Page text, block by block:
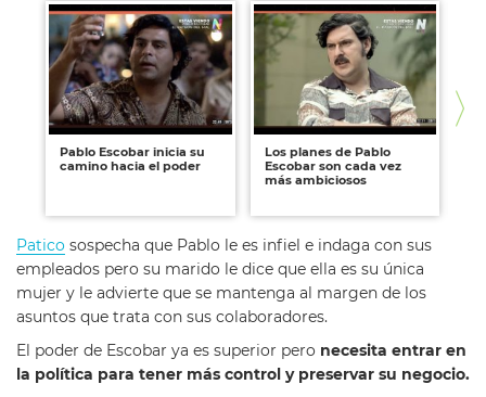
Pablo Escobar inicia su
camino hacia el poder
Los planes de Pablo
Escobar son cada vez
más ambiciosos
Patico sospecha que Pablo le es infiel e indaga con sus
empleados pero su marido le dice que ella es su única
mujer y le advierte que se mantenga al margen de los
asuntos que trata con sus colaboradores.
El poder de Escobar ya es superior pero necesita entrar en
la política para tener más control y preservar su negocio.